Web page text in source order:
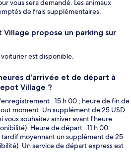
vous sera demandé. Les animaux
de frais supplémentaires.
Village propose un parking sur
est disponible.
d'arrivée et de départ à
Village ?
: 15 h 00 ; heure de fin de
moment. Un supplément de 25 USD
vous souhaitez arriver avant l'heure
Heure de départ : 11 h 00.
moyennant un supplément de 25
Un service de départ express est